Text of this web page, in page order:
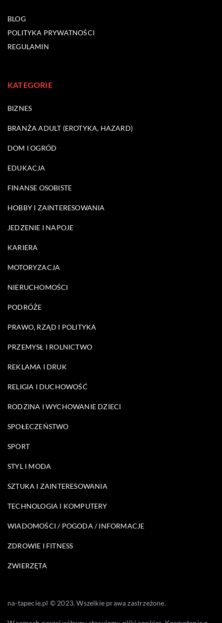
BLOG
POLITYKA PRYWATNOŚCI
REGULAMIN
KATEGORIE
BIZNES
BRANŻA ADULT (EROTYKA, HAZARD)
DOM I OGRÓD
EDUKACJA
FINANSE OSOBISTE
HOBBY I ZAINTERESOWANIA
JEDZENIE I NAPOJE
KARIERA
MOTORYZACJA
NIERUCHOMOŚCI
PODRÓŻE
PRAWO, RZĄD I POLITYKA
PRZEMYSŁ I ROLNICTWO
REKLAMA I DRUK
RELIGIA I DUCHOWOŚĆ
RODZINA I WYCHOWANIE DZIECI
SPOŁECZEŃSTWO
SPORT
STYL I MODA
SZTUKA I ZAINTERESOWANIA
TECHNOLOGIA I KOMPUTERY
WIADOMOŚCI / POGODA / INFORMACJE
ZDROWIE I FITNESS
ZWIERZĘTA
na-tapecie.pl © 2023. Wszelkie prawa zastrzeżone.